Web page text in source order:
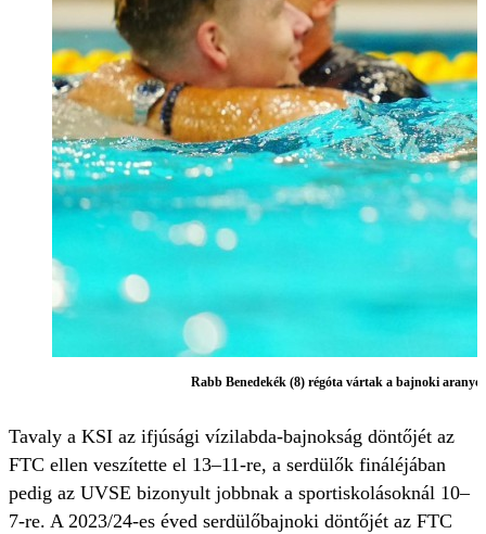
Rabb Benedekék (8) régóta vártak a bajnoki
Tavaly a KSI az ifjúsági vízilabda-bajnokság döntőjét az
FTC ellen veszítette el 13–11-re, a serdülők fináléjában
pedig az UVSE bizonyult jobbnak a sportiskolásoknál 10–
7-re. A 2023/24-es éved serdülőbajnoki döntőjét az FTC